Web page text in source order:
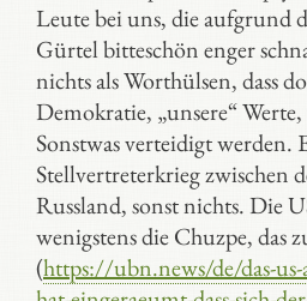
Leute bei uns, die aufgrund
Gürtel bitteschön enger
nichts als Worthülsen, dass
Demokratie, „unsere“
Sonstwas verteidigt werden.
Stellvertreterkrieg zwischen
Russland, sonst nichts. Die
wenigstens die Chuzpe, das
(https://ubn.news/de/das-